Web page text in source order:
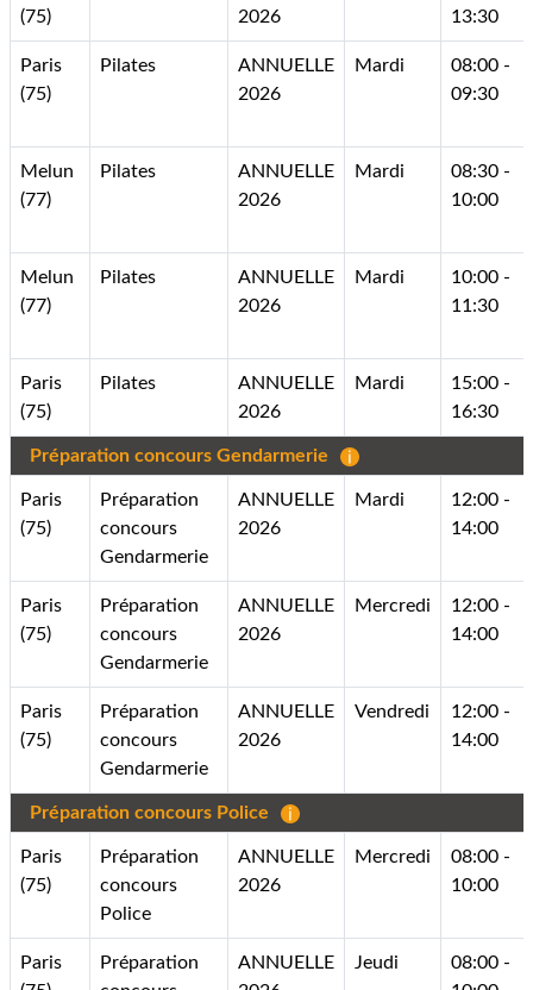
(75)
2026
13:30
Paris
(75)
Pilates
ANNUELLE
2026
Mardi
08:00 -
09:30
Melun
(77)
Pilates
ANNUELLE
2026
Mardi
08:30 -
10:00
Melun
(77)
Pilates
ANNUELLE
2026
Mardi
10:00 -
11:30
Paris
(75)
Pilates
ANNUELLE
2026
Mardi
15:00 -
16:30
Préparation concours Gendarmerie
Paris
(75)
Préparation
concours
Gendarmerie
ANNUELLE
2026
Mardi
12:00 -
14:00
Paris
(75)
Préparation
concours
Gendarmerie
ANNUELLE
2026
Mercredi
12:00 -
14:00
Paris
(75)
Préparation
concours
Gendarmerie
ANNUELLE
2026
Vendredi
12:00 -
14:00
Préparation concours Police
Paris
(75)
Préparation
concours
Police
ANNUELLE
2026
Mercredi
08:00 -
10:00
Paris
Préparation
ANNUELLE
Jeudi
08:00 -